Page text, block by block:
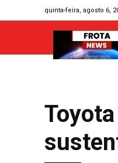
quinta-feira, agosto 6,